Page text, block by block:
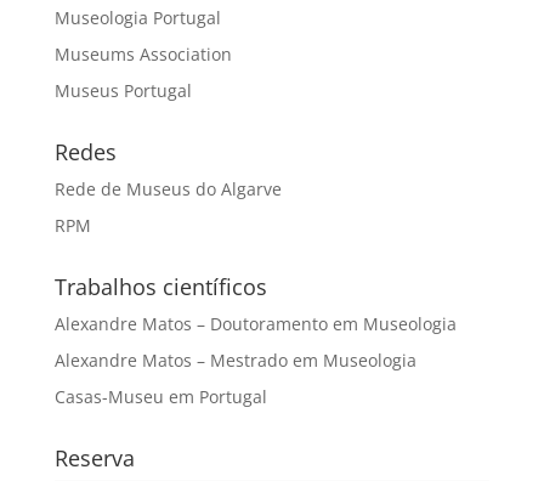
Museologia Portugal
Museums Association
Museus Portugal
Redes
Rede de Museus do Algarve
RPM
Trabalhos científicos
Alexandre Matos – Doutoramento em Museologia
Alexandre Matos – Mestrado em Museologia
Casas-Museu em Portugal
Reserva